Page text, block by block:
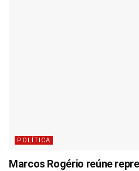
POLÍTICA
Marcos Rogério reúne